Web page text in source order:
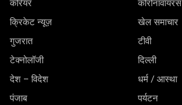
करियर
कोरोनावायरस
क्रिकेट न्यूज़
खेल समाचार
गुजरात
टीवी
टेक्नोलॉजी
दिल्ली
देश – विदेश
धर्म / आस्था
पंजाब
पर्यटन